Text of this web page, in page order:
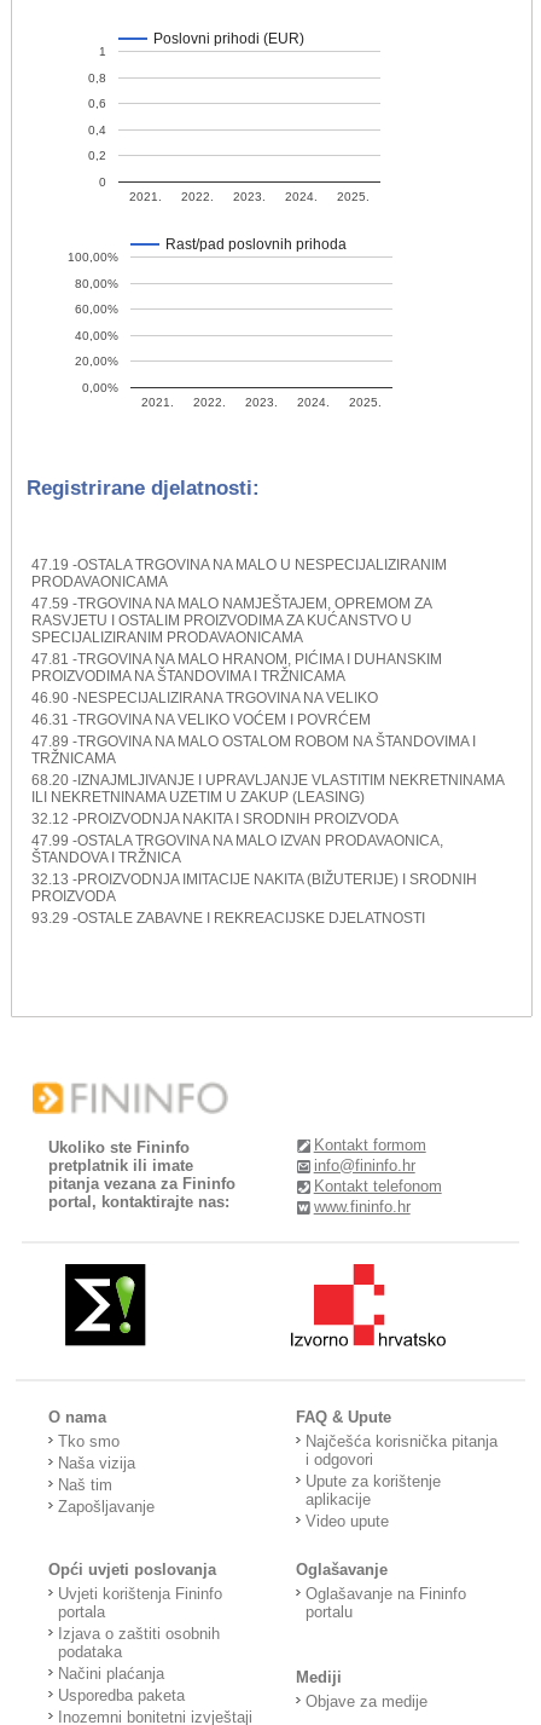
Poslovni prihodi (EUR)
2021. 2022. 2023. 2024. 2025.
0
0,2
0,4
0,6
0,8
1
Rast/pad poslovnih prihoda
2021. 2022. 2023. 2024. 2025.
0,00%
20,00%
40,00%
60,00%
80,00%
100,00%
Registrirane djelatnosti:
47.19 -OSTALA TRGOVINA NA MALO U NESPECIJALIZIRANIM
PRODAVAONICAMA
47.59 -TRGOVINA NA MALO NAMJEŠTAJEM, OPREMOM ZA
RASVJETU I OSTALIM PROIZVODIMA ZA KUĆANSTVO U
SPECIJALIZIRANIM PRODAVAONICAMA
47.81 -TRGOVINA NA MALO HRANOM, PIĆIMA I DUHANSKIM
PROIZVODIMA NA ŠTANDOVIMA I TRŽNICAMA
46.90 -NESPECIJALIZIRANA TRGOVINA NA VELIKO
46.31 -TRGOVINA NA VELIKO VOĆEM I POVRĆEM
47.89 -TRGOVINA NA MALO OSTALOM ROBOM NA ŠTANDOVIMA I
TRŽNICAMA
68.20 -IZNAJMLJIVANJE I UPRAVLJANJE VLASTITIM NEKRETNINAMA
ILI NEKRETNINAMA UZETIM U ZAKUP (LEASING)
32.12 -PROIZVODNJA NAKITA I SRODNIH PROIZVODA
47.99 -OSTALA TRGOVINA NA MALO IZVAN PRODAVAONICA,
ŠTANDOVA I TRŽNICA
32.13 -PROIZVODNJA IMITACIJE NAKITA (BIŽUTERIJE) I SRODNIH
PROIZVODA
93.29 -OSTALE ZABAVNE I REKREACIJSKE DJELATNOSTI
Ukoliko ste Fininfo
pretplatnik ili imate
pitanja vezana za Fininfo
portal, kontaktirajte nas:
Kontakt formom
info@fininfo.hr
Kontakt telefonom
www.fininfo.hr
O nama
Tko smo
Naša vizija
Naš tim
Zapošljavanje
FAQ & Upute
Najčešća korisnička pitanja
i odgovori
Upute za korištenje
aplikacije
Video upute
Opći uvjeti poslovanja
Uvjeti korištenja Fininfo
portala
Izjava o zaštiti osobnih
podataka
Načini plaćanja
Usporedba paketa
Inozemni bonitetni izvještaji
Oglašavanje
Oglašavanje na Fininfo
portalu
Mediji
Objave za medije